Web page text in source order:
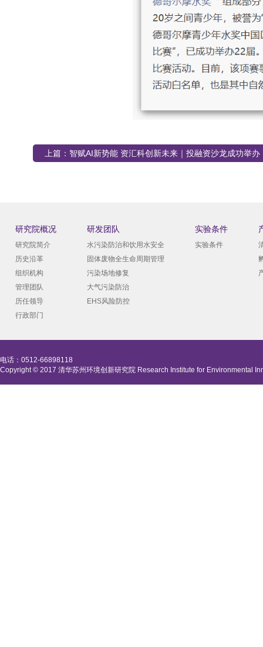
上篇： 智赋AI新势能 资汇科创新未来｜投融资沙龙成功举办
研究院概况
研究院简介
历史沿革
组织机构
管理团队
历任领导
行政部门
研发团队
水污染防治和饮用水安全
固体废物全生命周期管理
污染场地修复
大气污染防治
EHS风险防控
实验条件
实验条件
电话：0512-66898118
Copyright © 2017 清华苏州环境创新研究院 Research Institute for Environmental